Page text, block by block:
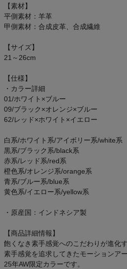
ベースボールマリオ（野球商品）
お気に入り
ご利用ガイド
クーポン一覧
商品レビュー
アウトレットセール
スタッフコーディネート
スタッフブログ
【素材】
平側素材：羊革
甲側素材：合成皮革、合成繊維
【サイズ】
21～26cm
【仕様】
・カラー詳細
01/ホワイト×ブルー
09/ブラック×オレンジ×ブルー
62/レッド×ホワイト×イエロー
白系/ホワイト系/アイボリー系/white系
黒系/ブラック系/black系
赤系/レッド系/red系
橙色系/オレンジ系/orange系
青系/ブルー系/blue系
黄色系/イエロー系/yellow系
・原産国：インドネシア製
【商品詳細情報】
飽くなき素手感覚へのこだわりが進化す
素手感覚を追求してきたモーションア
25年AW限定カラーです。